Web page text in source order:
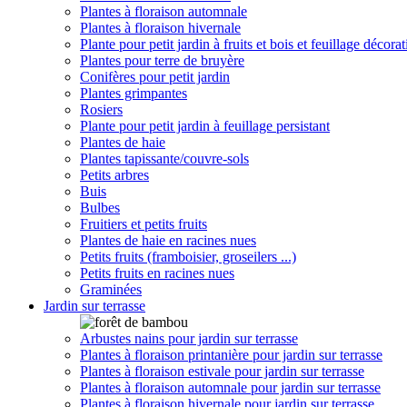
Plantes à floraison automnale
Plantes à floraison hivernale
Plante pour petit jardin à fruits et bois et feuillage
Plantes pour terre de bruyère
Conifères pour petit jardin
Plantes grimpantes
Rosiers
Plante pour petit jardin à feuillage persistant
Plantes de haie
Plantes tapissante/couvre-sols
Petits arbres
Buis
Bulbes
Fruitiers et petits fruits
Plantes de haie en racines nues
Petits fruits (framboisier, groseilers ...)
Petits fruits en racines nues
Graminées
Jardin sur terrasse
Arbustes nains pour jardin sur terrasse
Plantes à floraison printanière pour jardin sur terrasse
Plantes à floraison estivale pour jardin sur terrasse
Plantes à floraison automnale pour jardin sur terrasse
Plantes à floraison hivernale pour jardin sur terrasse